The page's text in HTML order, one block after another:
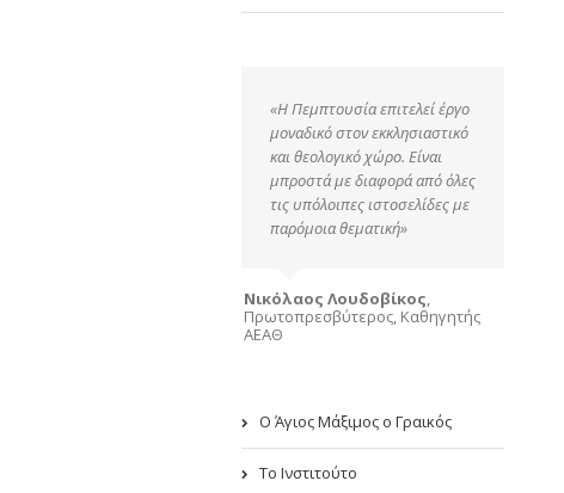
«Η Πεμπτουσία επιτελεί έργο
μοναδικό στον εκκλησιαστικό
και θεολογικό χώρο. Είναι
μπροστά με διαφορά από όλες
τις υπόλοιπες ιστοσελίδες με
παρόμοια θεματική»
Νικόλαος Λουδοβίκος,
Πρωτοπρεσβύτερος, Καθηγητής
ΑΕΑΘ
Ο Άγιος Μάξιμος ο Γραικός
Το Ινστιτούτο